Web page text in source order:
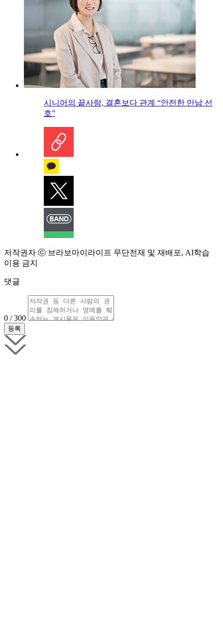
시니어의 끝사랑, 결혼보다 관계 “안전한 만남 선
호”
저작권자 ⓒ 브라보마이라이프 무단전재 및 재배포, AI학습
이용 금지
댓글
0 / 300